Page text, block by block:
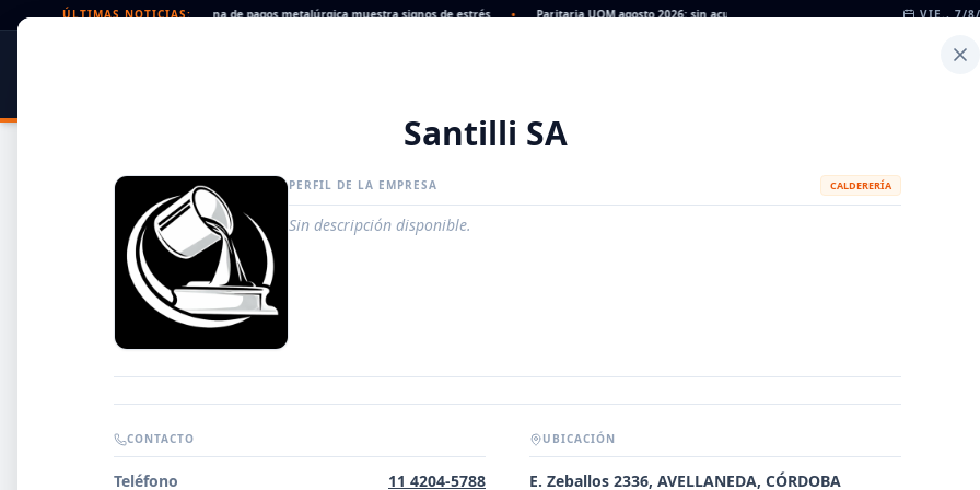
ÚLTIMAS NOTICIAS:
rechazados en alza: la cadena de pagos metalúrgica muestra signos de estrés • Paritaria UOM agosto 2026: sin acuerdo, siguen vigentes los valores de abril •
VIE., 7/
DISTRIBUIDORES METALÚRGICAS FABRICANTES
Santilli SA
PERFIL DE LA EMPRESA CALDERERÍA
Sin descripción disponible.
CONTACTO
Teléfono
11 4204-5788
UBICACIÓN
E. Zeballos 2336, AVELLANEDA, CÓRDOBA